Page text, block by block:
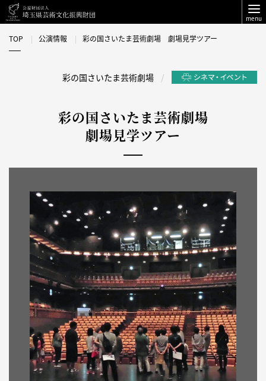
menu
TOP 公演情報 彩の国さいたま芸術劇場 劇場見学ツアー
彩の国さいたま芸術劇場
彩の国さいたま芸術劇場
劇場見学ツアー